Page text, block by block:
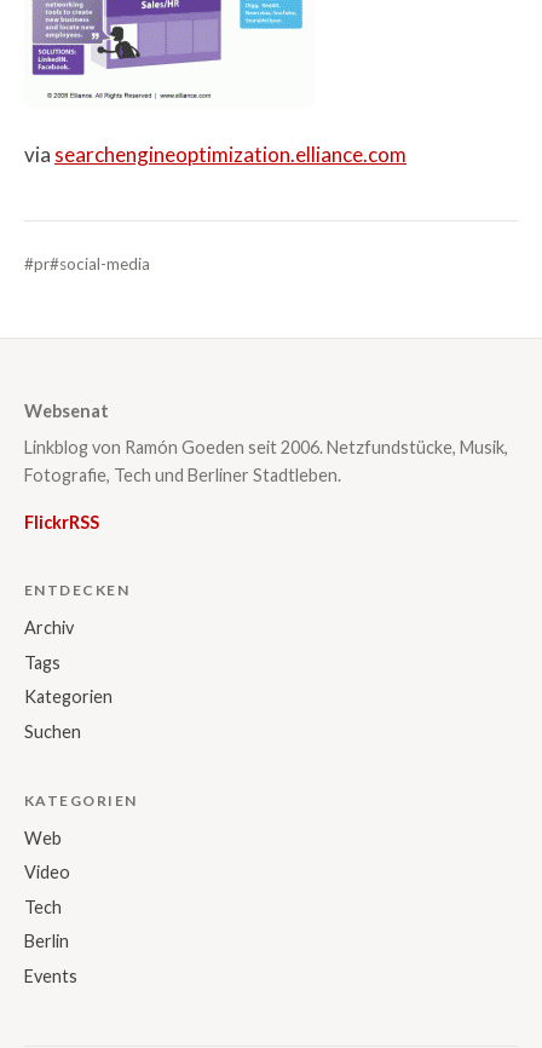
via searchengineoptimization.elliance.com
#pr#social-media
Websenat
Linkblog von Ramón Goeden seit 2006. Netzfundstücke, Musik,
Fotografie, Tech und Berliner Stadtleben.
FlickrRSS
ENTDECKEN
Archiv
Tags
Kategorien
Suchen
KATEGORIEN
Web
Video
Tech
Berlin
Events